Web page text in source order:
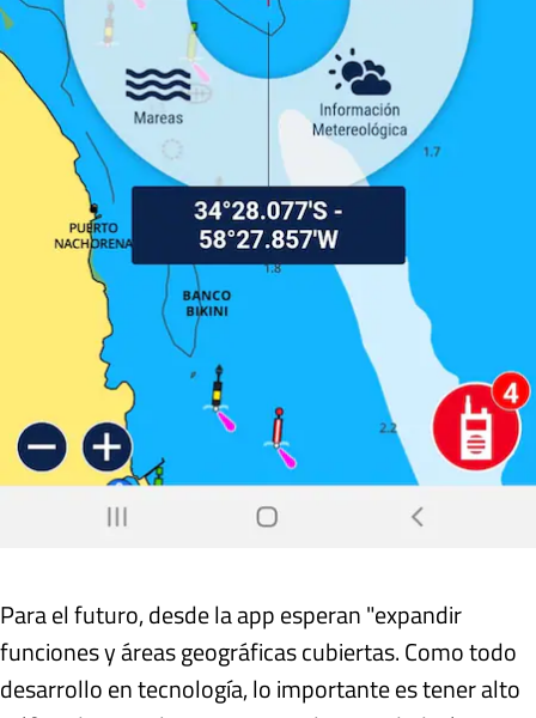
Para el futuro, desde la app esperan "expandir
funciones y áreas geográficas cubiertas. Como todo
desarrollo en tecnología, lo importante es tener alto